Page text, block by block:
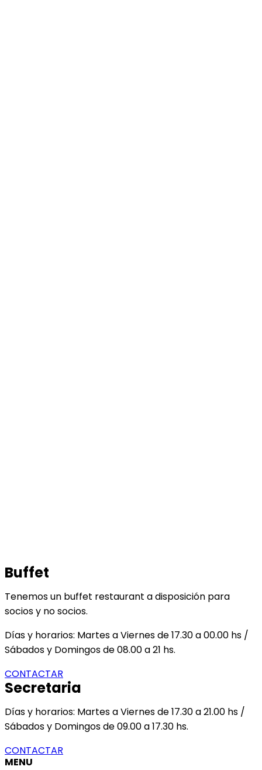
Buffet
Tenemos un buffet restaurant a disposición para
socios y no socios.
Días y horarios: Martes a Viernes de 17.30 a 00.00 hs /
Sábados y Domingos de 08.00 a 21 hs.
CONTACTAR
Secretaria
Días y horarios: Martes a Viernes de 17.30 a 21.00 hs /
Sábados y Domingos de 09.00 a 17.30 hs.
CONTACTAR
MENU